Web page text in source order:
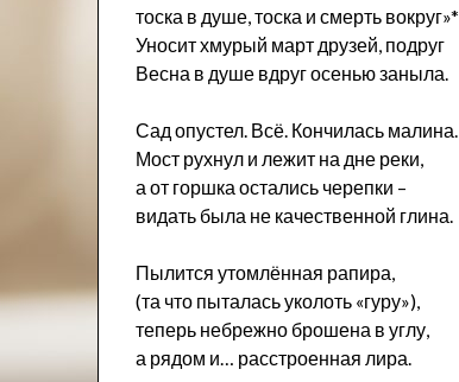
тоска в душе, тоска и смерть вокруг»*
Уносит хмурый март друзей, подруг
Весна в душе вдруг осенью заныла.
Сад опустел. Всё. Кончилась малина.
Мост рухнул и лежит на дне реки,
а от горшка остались черепки –
видать была не качественной глина.
Пылится утомлённая рапира,
(та что пыталась уколоть «гуру»),
теперь небрежно брошена в углу,
а рядом и… расстроенная лира.